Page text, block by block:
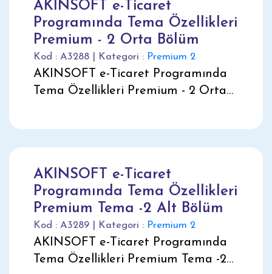
AKINSOFT e-Ticaret
Programında Tema Özellikleri
Premium - 2 Orta Bölüm
Kod : A3288 | Kategori : Premium 2
AKINSOFT e-Ticaret Programında
Tema Özellikleri Premium - 2 Orta
AKINSOFT e-Ticaret
Programında Tema Özellikleri
Premium Tema -2 Alt Bölüm
Kod : A3289 | Kategori : Premium 2
AKINSOFT e-Ticaret Programında
Tema Özellikleri Premium Tema -2